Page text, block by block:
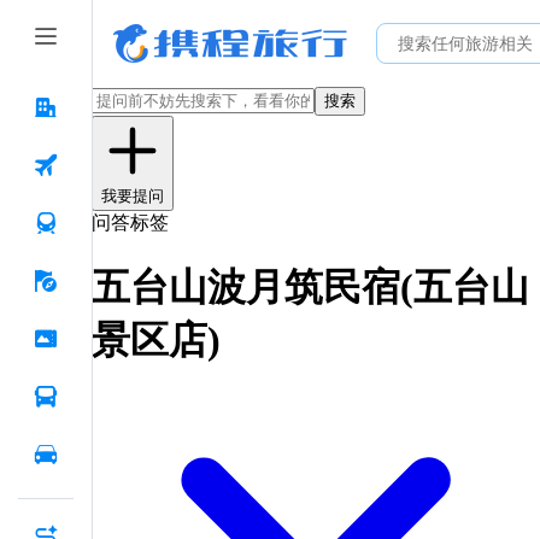
搜索
我要提问
问答标签
五台山波月筑民宿(五台山
景区店)